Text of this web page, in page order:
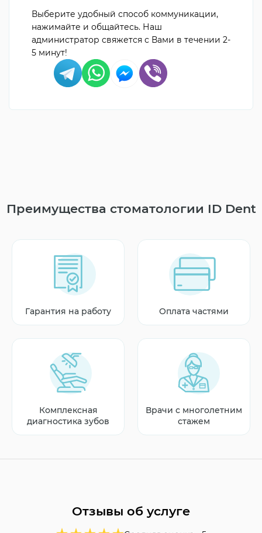
Выберите удобный способ коммуникации,
нажимайте и общайтесь. Наш
администратор свяжется с Вами в течении 2-
5 минут!
Преимущества стоматологии ID Dent
Гарантия на работу Оплата частями
Комплексная
диагностика зубов
Врачи с многолетним
стажем
Отзывы об услуге